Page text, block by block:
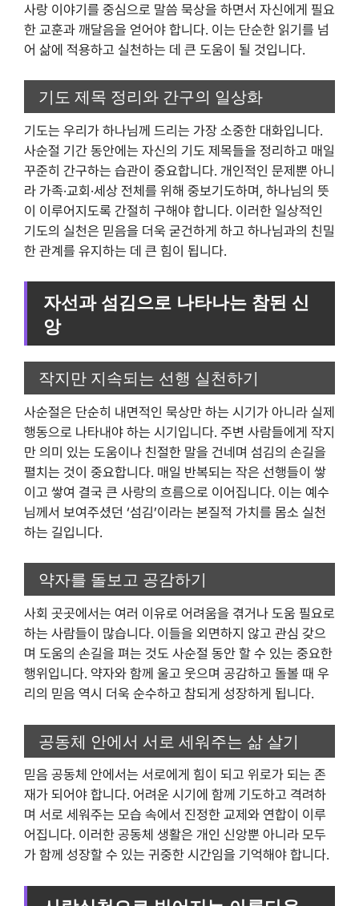
사랑 이야기를 중심으로 말씀 묵상을 하면서 자신에게 필요
한 교훈과 깨달음을 얻어야 합니다. 이는 단순한 읽기를 넘
어 삶에 적용하고 실천하는 데 큰 도움이 될 것입니다.
기도 제목 정리와 간구의 일상화
기도는 우리가 하나님께 드리는 가장 소중한 대화입니다.
사순절 기간 동안에는 자신의 기도 제목들을 정리하고 매일
꾸준히 간구하는 습관이 중요합니다. 개인적인 문제뿐 아니
라 가족·교회·세상 전체를 위해 중보기도하며, 하나님의 뜻
이 이루어지도록 간절히 구해야 합니다. 이러한 일상적인
기도의 실천은 믿음을 더욱 굳건하게 하고 하나님과의 친밀
한 관계를 유지하는 데 큰 힘이 됩니다.
자선과 섬김으로 나타나는 참된 신
앙
작지만 지속되는 선행 실천하기
사순절은 단순히 내면적인 묵상만 하는 시기가 아니라 실제
행동으로 나타내야 하는 시기입니다. 주변 사람들에게 작지
만 의미 있는 도움이나 친절한 말을 건네며 섬김의 손길을
펼치는 것이 중요합니다. 매일 반복되는 작은 선행들이 쌓
이고 쌓여 결국 큰 사랑의 흐름으로 이어집니다. 이는 예수
님께서 보여주셨던 ‘섬김’이라는 본질적 가치를 몸소 실천
하는 길입니다.
약자를 돌보고 공감하기
사회 곳곳에서는 여러 이유로 어려움을 겪거나 도움 필요로
하는 사람들이 많습니다. 이들을 외면하지 않고 관심 갖으
며 도움의 손길을 펴는 것도 사순절 동안 할 수 있는 중요한
행위입니다. 약자와 함께 울고 웃으며 공감하고 돌볼 때 우
리의 믿음 역시 더욱 순수하고 참되게 성장하게 됩니다.
공동체 안에서 서로 세워주는 삶 살기
믿음 공동체 안에서는 서로에게 힘이 되고 위로가 되는 존
재가 되어야 합니다. 어려운 시기에 함께 기도하고 격려하
며 서로 세워주는 모습 속에서 진정한 교제와 연합이 이루
어집니다. 이러한 공동체 생활은 개인 신앙뿐 아니라 모두
가 함께 성장할 수 있는 귀중한 시간임을 기억해야 합니다.